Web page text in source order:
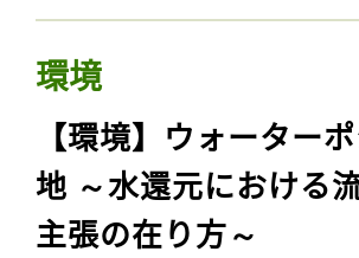
環境
【環境】ウォーター
地 ～水還元における
主張の在り方～